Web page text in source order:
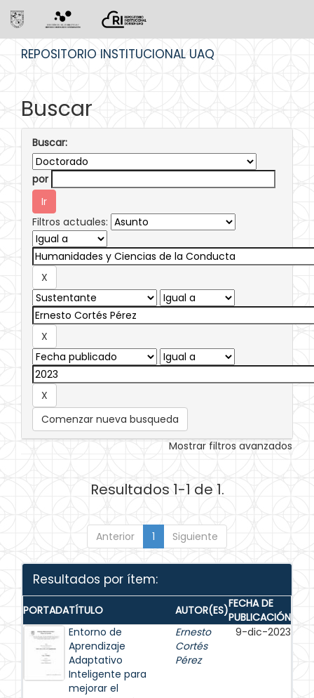
REPOSITORIO INSTITUCIONAL UAQ
Buscar
Buscar:
por
Filtros actuales:
Comenzar nueva busqueda
Mostrar filtros avanzados
Resultados 1-1 de 1.
Anterior 1 Siguiente
Resultados por ítem:
PORTADATÍTULO AUTOR(ES)FECHA DE
PUBLICACIÓN
Entorno de
Aprendizaje
Adaptativo
Inteligente para
mejorar el
Ernesto
Cortés
Pérez
9-dic-2023